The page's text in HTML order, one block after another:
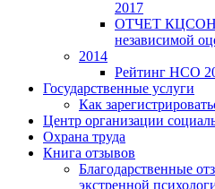
2017
ОТЧЕТ КЦСОН
независимой
2014
Рейтинг НСО
Государственные услуги
Как
Центр организации
Охрана труда
Книга отзывов
Благодарственные
экстренной